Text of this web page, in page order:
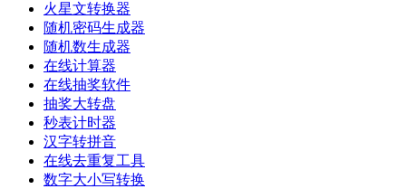
火星文转换器
随机密码生成器
随机数生成器
在线计算器
在线抽奖软件
抽奖大转盘
秒表计时器
汉字转拼音
在线去重复工具
数字大小写转换